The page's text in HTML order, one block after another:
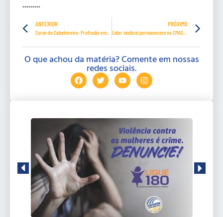
………
ANTERIOR PRÓXIMO
Lider sindical permanecem no CMAS por mais dois anos
O que achou da matéria? Comente em nossas
redes sociais.